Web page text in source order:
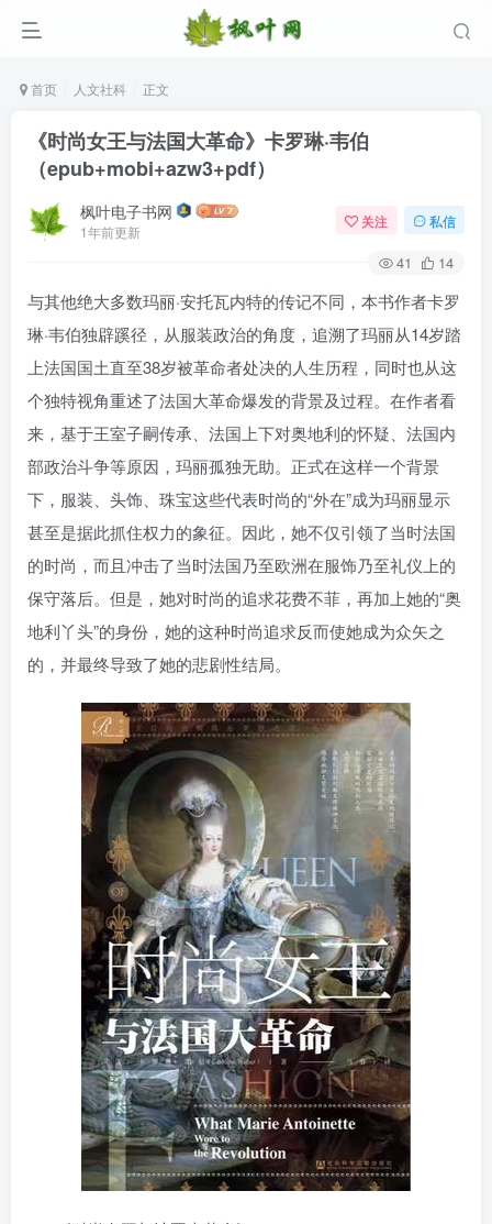
首页 人文社科 正文
《时尚女王与法国大革命》卡罗琳·韦伯
（epub+mobi+azw3+pdf）
枫叶电子书网
1年前更新
关注 私信
41 14
与其他绝大多数玛丽·安托瓦内特的传记不同，本书作者卡罗
琳·韦伯独辟蹊径，从服装政治的角度，追溯了玛丽从14岁踏
上法国国土直至38岁被革命者处决的人生历程，同时也从这
个独特视角重述了法国大革命爆发的背景及过程。在作者看
来，基于王室子嗣传承、法国上下对奥地利的怀疑、法国内
部政治斗争等原因，玛丽孤独无助。正式在这样一个背景
下，服装、头饰、珠宝这些代表时尚的“外在”成为玛丽显示
甚至是据此抓住权力的象征。因此，她不仅引领了当时法国
的时尚，而且冲击了当时法国乃至欧洲在服饰乃至礼仪上的
保守落后。但是，她对时尚的追求花费不菲，再加上她的“奥
地利丫头”的身份，她的这种时尚追求反而使她成为众矢之
的，并最终导致了她的悲剧性结局。
登录
没有账号？立即注册
用户名/手机号/邮箱
登录密码
记住登录 找回密码 |免密登录
登录